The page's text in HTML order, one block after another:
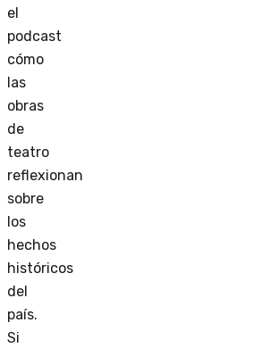
el
podcast
cómo
las
obras
de
teatro
reflexionan
sobre
los
hechos
históricos
del
país.
Si